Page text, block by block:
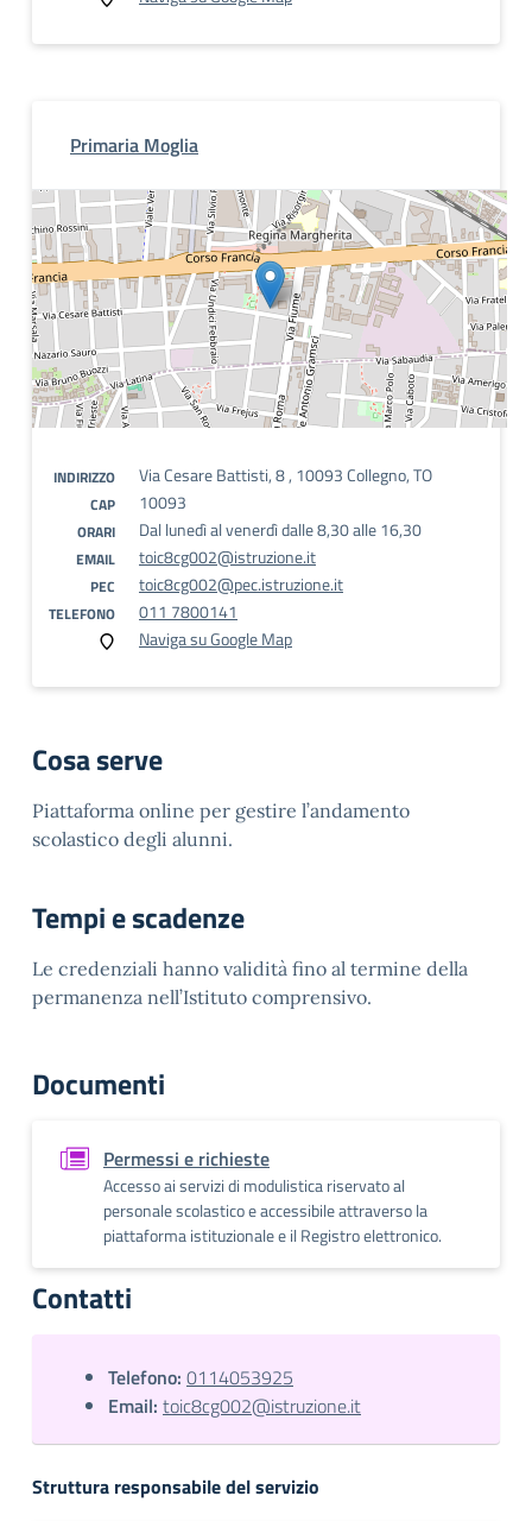
Primaria Moglia
INDIRIZZO Via Cesare Battisti, 8 , 10093 Collegno, TO
CAP 10093
ORARI Dal lunedì al venerdì dalle 8,30 alle 16,30
EMAIL toic8cg002@istruzione.it
PEC toic8cg002@pec.istruzione.it
TELEFONO
011 7800141
Naviga su Google Map
Cosa serve
Piattaforma online per gestire l’andamento
scolastico degli alunni.
Tempi e scadenze
Le credenziali hanno validità fino al termine della
permanenza nell’Istituto comprensivo.
Documenti
Permessi e richieste
Accesso ai servizi di modulistica riservato al
personale scolastico e accessibile attraverso la
piattaforma istituzionale e il Registro elettronico.
Contatti
Telefono: 0114053925
Email: toic8cg002@istruzione.it
Struttura responsabile del servizio